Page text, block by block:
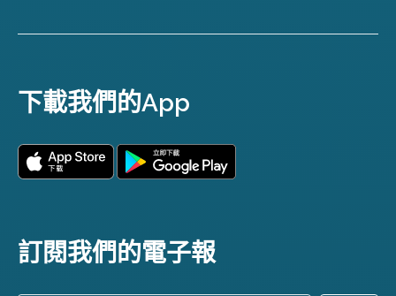
下載我們的App
訂閱我們的電子報